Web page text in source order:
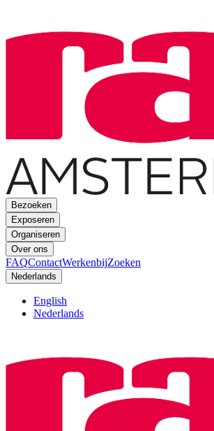
Bezoeken
Exposeren
Organiseren
Over ons
FAQContactWerkenbijZoeken
Nederlands
English
Nederlands